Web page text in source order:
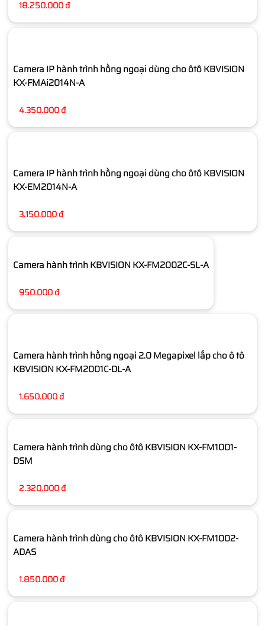
18.250.000 đ
Camera IP hành trình hồng ngoại dùng cho ôtô KBVISION
KX-FMAi2014N-A
4.350.000 đ
Camera IP hành trình hồng ngoại dùng cho ôtô KBVISION
KX-EM2014N-A
3.150.000 đ
Camera hành trình KBVISION KX-FM2002C-SL-A
950.000 đ
Camera hành trình hồng ngoại 2.0 Megapixel lắp cho ô tô
KBVISION KX-FM2001C-DL-A
1.650.000 đ
Camera hành trình dùng cho ôtô KBVISION KX-FM1001-
DSM
2.320.000 đ
Camera hành trình dùng cho ôtô KBVISION KX-FM1002-
ADAS
1.850.000 đ